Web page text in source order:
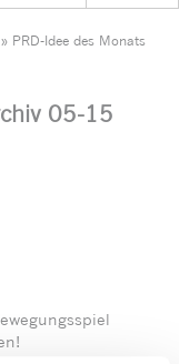
» PRD-Idee des Monats
05-15